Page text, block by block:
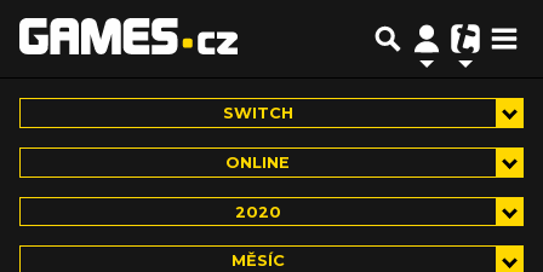
SWITCH
ONLINE
2020
MĚSÍC